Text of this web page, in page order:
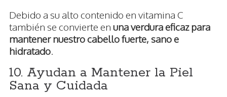
Debido a su alto contenido en vitamina C
también se convierte en una verdura eficaz para
mantener nuestro cabello fuerte, sano e
hidratado.
10. Ayudan a Mantener la Piel
Sana y Cuidada